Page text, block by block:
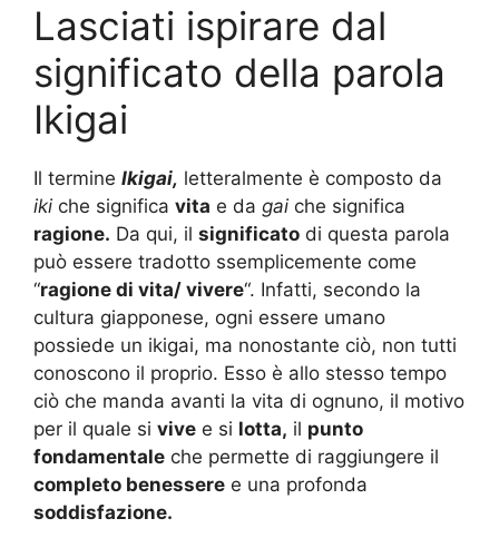
Lasciati ispirare dal
significato della parola
Ikigai
Il termine Ikigai, letteralmente è composto da
iki che significa vita e da gai che significa
ragione. Da qui, il significato di questa parola
può essere tradotto ssemplicemente come
“ragione di vita/ vivere“. Infatti, secondo la
cultura giapponese, ogni essere umano
possiede un ikigai, ma nonostante ciò, non tutti
conoscono il proprio. Esso è allo stesso tempo
ciò che manda avanti la vita di ognuno, il motivo
per il quale si vive e si lotta, il punto
fondamentale che permette di raggiungere il
completo benessere e una profonda
soddisfazione.